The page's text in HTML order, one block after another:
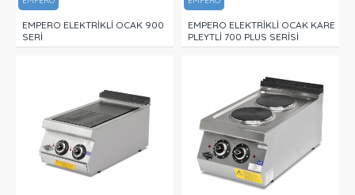
EMPERO ELEKTRİKLİ OCAK 900
SERİ
EMPERO ELEKTRİKLİ OCAK KARE
PLEYTLİ 700 PLUS SERİSİ